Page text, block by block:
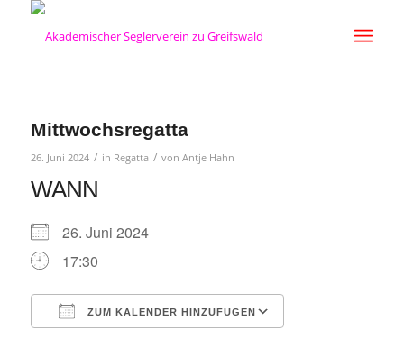
Mittwochsregatta
26. Juni 2024 / in Regatta / von Antje Hahn
WANN
26. Juni 2024
17:30
ZUM KALENDER HINZUFÜGEN